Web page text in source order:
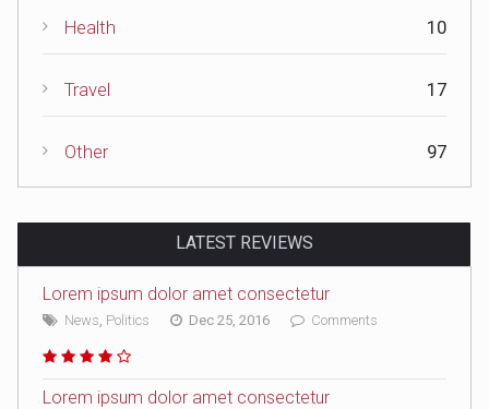
Health 10
Travel 17
Other 97
LATEST REVIEWS
Lorem ipsum dolor amet consectetur
News Politics Dec 25, 2016 Comments
Lorem ipsum dolor amet consectetur